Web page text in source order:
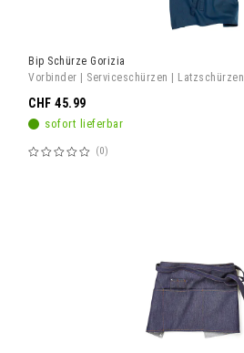
Bip Schürze Gorizia
Vorbinder | Serviceschürzen | Latzschürzen
sofort lieferbar
Bewertung:
0
CHF 45.99